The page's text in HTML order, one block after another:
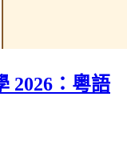
2026：粵語